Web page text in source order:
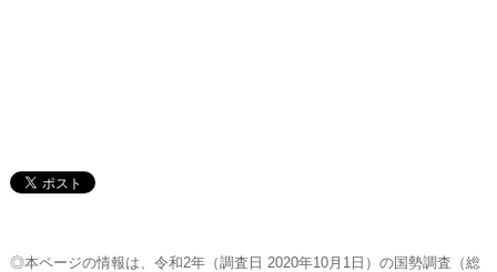
◎本ページの情報は、令和2年（調査日 2020年10月1日）の国勢調査（総